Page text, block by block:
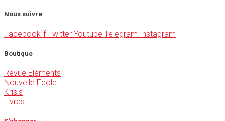
Nous suivre
Facebook-f Twitter Youtube Telegram Instagram
Boutique
Revue Éléments
Nouvelle École
Krisis
Livres